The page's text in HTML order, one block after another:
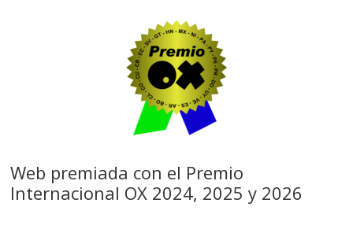
Web premiada con el Premio
Internacional OX 2024, 2025 y 2026